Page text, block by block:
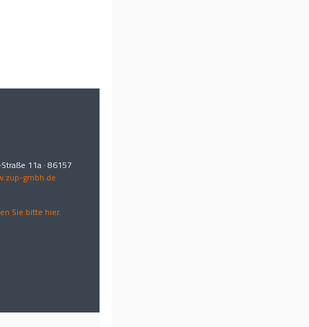
11a · 86157
gmbh.de
Sie bitte hier.